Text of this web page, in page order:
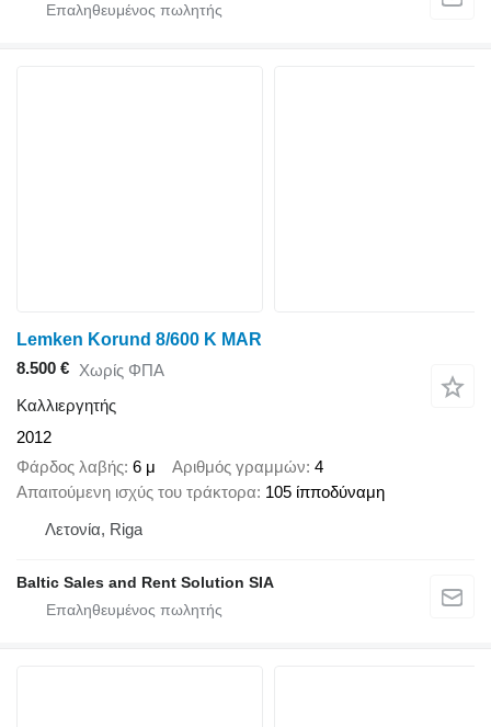
Lemken Korund 8/600 K MAR
8.500 € Χωρίς ΦΠΑ
Καλλιεργητής
2012
Φάρδος λαβής 6 μ Αριθμός γραμμών 4
Απαιτούμενη ισχύς του τράκτορα 105 ίπποδύναμη
Λετονία, Riga
Baltic Sales and Rent Solution SIA